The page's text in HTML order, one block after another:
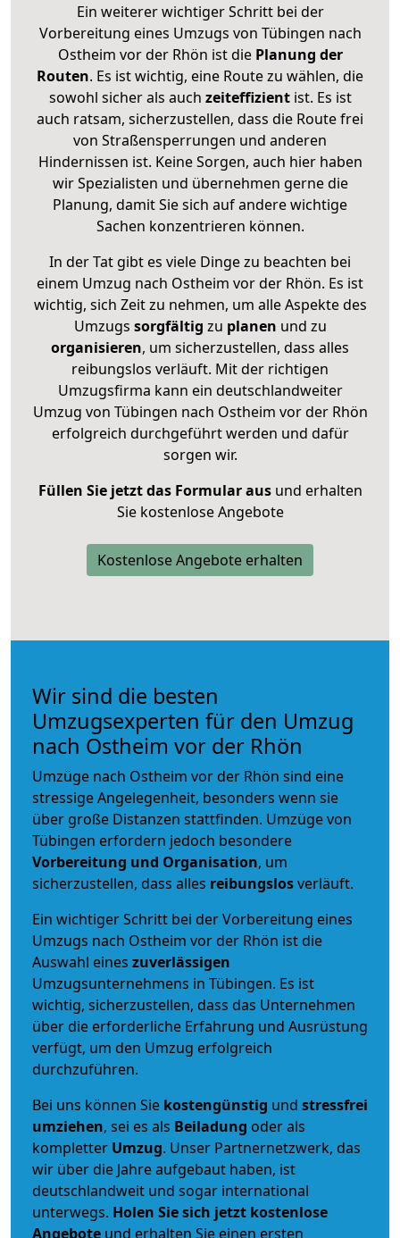
Ein weiterer wichtiger Schritt bei der
Vorbereitung eines Umzugs von Tübingen nach
Ostheim vor der Rhön ist diePlanung der
Routen. Es ist wichtig, eine Route zu wählen, die
sowohl sicher als auch zeiteffizientist. Es ist
auch ratsam, sicherzustellen, dass die Route frei
von Straßensperrungen und anderen
Hindernissen ist. Keine Sorgen, auch hier haben
wir Spezialisten und übernehmen gerne die
Planung, damit Sie sich auf andere wichtige
Sachen konzentrieren können.
In der Tat gibt es viele Dinge zu beachten bei
einem Umzug nach Ostheim vor der Rhön. Es ist
wichtig, sich Zeit zu nehmen, um alle Aspekte des
Umzugs sorgfältig zu planen und zu
organisieren, um sicherzustellen, dass alles
reibungslos verläuft. Mit der richtigen
Umzugsfirma kann ein deutschlandweiter
Umzug von Tübingen nach Ostheim vor der Rhön
erfolgreich durchgeführt werden und dafür
sorgen wir.
Füllen Sie jetzt das Formular ausund erhalten
Sie kostenlose Angebote
Kostenlose Angebote erhalten
Wir sind die besten
Umzugsexperten für den Umzug
nach Ostheim vor der Rhön
Umzüge nach Ostheim vor der Rhön sind eine
stressige Angelegenheit, besonders wenn sie
über große Distanzen stattfinden. Umzüge von
Tübingen erfordern jedoch besondere
Vorbereitung und Organisation, um
sicherzustellen, dass alles reibungslosverläuft.
Ein wichtiger Schritt bei der Vorbereitung eines
Umzugs nach Ostheim vor der Rhön ist die
Auswahl eines zuverlässigen
Umzugsunternehmens in Tübingen. Es ist
wichtig, sicherzustellen, dass das Unternehmen
über die erforderliche Erfahrung und Ausrüstung
verfügt, um den Umzug erfolgreich
durchzuführen.
Bei uns können Sie kostengünstig und stressfrei
umziehen, sei es als Beiladung oder als
kompletter Umzug. Unser Partnernetzwerk, das
wir über die Jahre aufgebaut haben, ist
deutschlandweit und sogar international
unterwegs. Holen Sie sich jetzt kostenlose
Angebote und erhalten Sie einen ersten